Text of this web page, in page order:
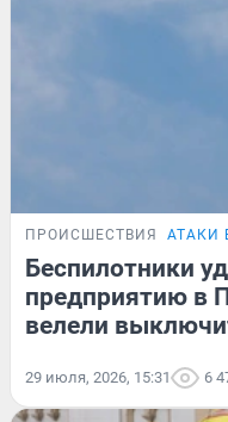
ПРОИСШЕСТВИЯ АТАКИ
Беспилотники
предприятию в
велели
29 июля, 2026, 15:31 6